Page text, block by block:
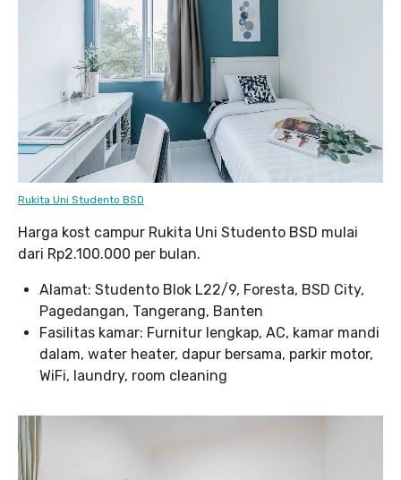
Rukita Uni Studento BSD
Harga kost campur Rukita Uni Studento BSD mulai
dari Rp2.100.000 per bulan.
Alamat: Studento Blok L22/9, Foresta, BSD City,
Pagedangan, Tangerang, Banten
Fasilitas kamar: Furnitur lengkap, AC, kamar mandi
dalam, water heater, dapur bersama, parkir motor,
WiFi, laundry, room cleaning